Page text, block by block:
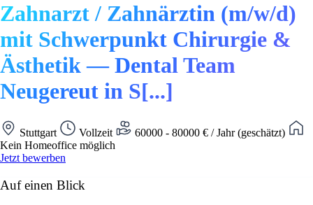
Zahnarzt / Zahnärztin (m/w/d)
mit Schwerpunkt Chirurgie &
Ästhetik — Dental Team
Neugereut in S[...]
Stuttgart Vollzeit
60000 - 80000 € / Jahr (geschätzt)
Kein Homeoffice möglich
Jetzt bewerben
Auf einen Blick